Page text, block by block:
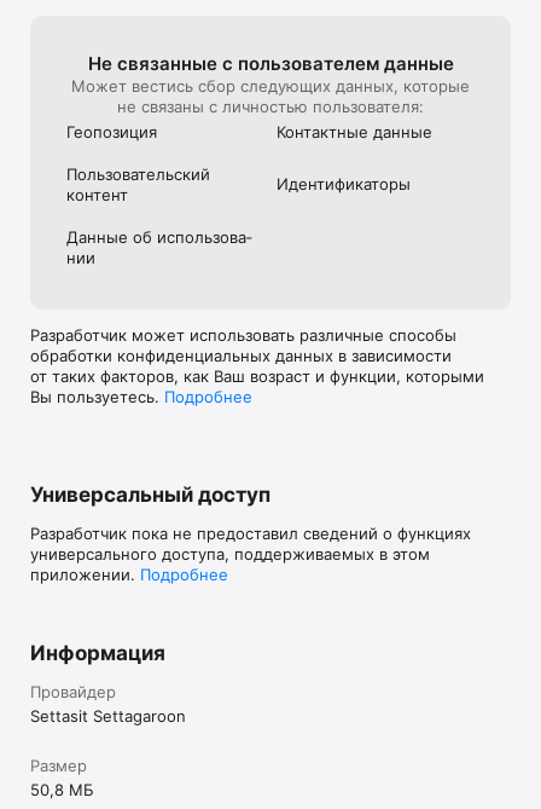
Не связанные с пользова­телем данные
Может вестись сбор следующих данных, которые
не связаны с личностью пользователя:
Геопозиция
Контактные данные
Пользова­тель­ский
контент
Идентифика­торы
Данные об использова­
нии
Разработчик может использовать различные способы
обработки конфиденциальных данных в зависимости
от таких факторов, как Ваш возраст и функции, которыми
Вы пользуетесь. Подробнее
Универсальный доступ
Разработчик пока не предоставил сведений о функциях
универсального доступа, поддерживаемых в этом
приложении. Подробнее
Информация
Провайдер
Settasit Settagaroon
Размер
50,8 МБ